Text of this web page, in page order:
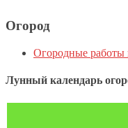
Огород
Огородные
Лунный календарь